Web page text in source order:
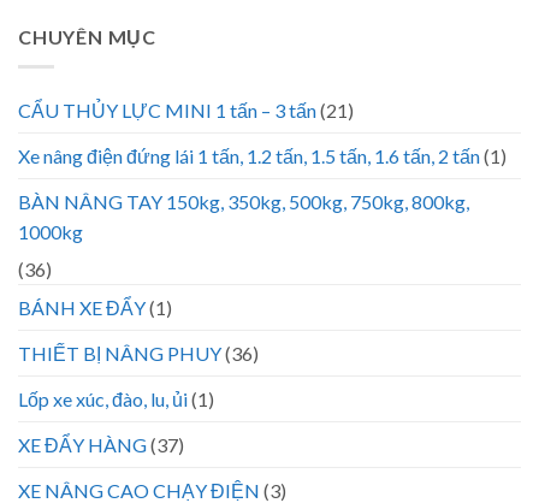
CHUYÊN MỤC
CẨU THỦY LỰC MINI 1 tấn – 3 tấn(21)
Xe nâng điện đứng lái 1 tấn, 1.2 tấn, 1.5 tấn, 1.6 tấn, 2 tấn(1)
BÀN NÂNG TAY 150kg, 350kg, 500kg, 750kg, 800kg,
1000kg
(36)
BÁNH XE ĐẨY(1)
THIẾT BỊ NÂNG PHUY(36)
Lốp xe xúc, đào, lu, ủi(1)
XE ĐẨY HÀNG(37)
XE NÂNG CAO CHẠY ĐIỆN (3)